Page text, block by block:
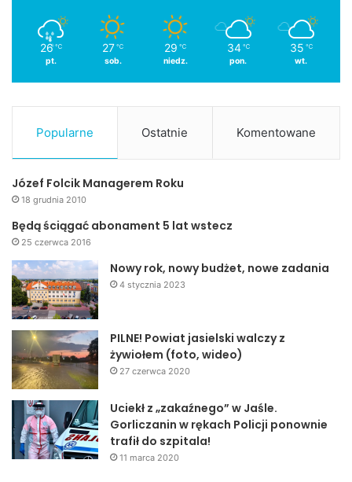
26 ℃
pt.
27 ℃
sob.
29 ℃
niedz.
34 ℃
pon.
35 ℃
wt.
Popularne Ostatnie Komentowane
Józef Folcik Managerem Roku
18 grudnia 2010
Będą ściągać abonament 5 lat wstecz
25 czerwca 2016
Nowy rok, nowy budżet, nowe zadania
4 stycznia 2023
PILNE! Powiat jasielski walczy z
żywiołem (foto, wideo)
27 czerwca 2020
Uciekł z „zakaźnego” w Jaśle.
Gorliczanin w rękach Policji ponownie
trafił do szpitala!
11 marca 2020